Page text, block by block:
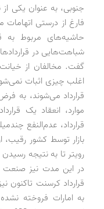
جنوبی، به عنوان یکی
فارغ از درستی
حاشیه‌های مربوط به
شباهت‌هایی در
گفت. مخالفان از
اغلب چیزی اثبات
قرارداد می‌شوند، به
موارد، انعقاد یک
قرارداد، عدم‌النفع
بازار توسط کشور
رویتر تا به نتیجه
در این مدت نیز صنعت
قرارداد کرسنت تاکنون
به امارات فروخته